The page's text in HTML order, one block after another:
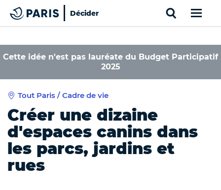
Paris
Décider
Cette idée n'est pas lauréate du Budget Participatif
2025
Tout Paris / Cadre de vie
Créer une dizaine
d'espaces canins dans
les parcs, jardins et
rues